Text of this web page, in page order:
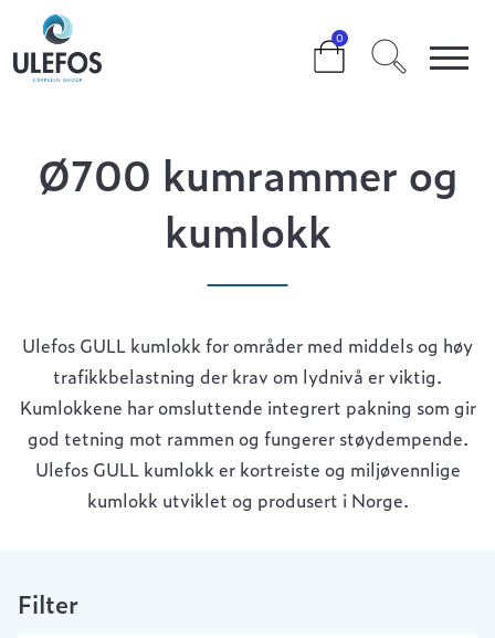
0
>> Ø700 KUMRAMMER OG KUMLOKK
Ø700 kumrammer og
kumlokk
Ulefos GULL kumlokk for områder med middels og høy
trafikkbelastning der krav om lydnivå er viktig.
Kumlokkene har omsluttende integrert pakning som gir
god tetning mot rammen og fungerer støydempende.
Ulefos GULL kumlokk er kortreiste og miljøvennlige
kumlokk utviklet og produsert i Norge.
Filter